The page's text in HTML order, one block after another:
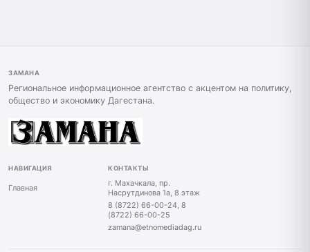
ЗАМАНА
Региональное информационное агентство с акцентом на политику,
общество и экономику Дагестана.
НАВИГАЦИЯ
Главная
КОНТАКТЫ
г. Махачкала, пр.
Насрутдинова 1а, 8 этаж
8 (8722) 66-00-24, 8
(8722) 66-00-25
zamana@etnomediadag.ru